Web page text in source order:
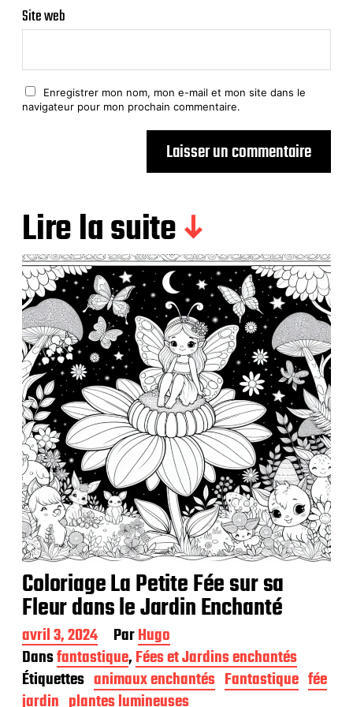
Site web
Enregistrer mon nom, mon e-mail et mon site dans le
navigateur pour mon prochain commentaire.
Lire la suite
Coloriage La Petite Fée sur sa
Fleur dans le Jardin Enchanté
D
a
t
e
d
avril 3, 2024 ParHugo
Dansfantastique,Fées et Jardins enchantés
Étiquettes animaux enchantés Fantastique fée
jardin plantes lumineuses